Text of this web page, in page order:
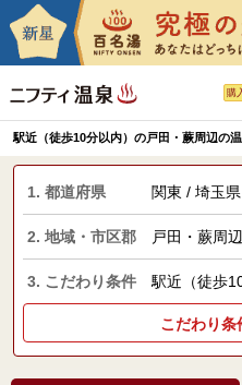
購
駅近（徒歩10分以内）の戸田・蕨周辺の
1. 都道府県 関東 / 埼玉県
2. 地域・市区郡 戸田・蕨周辺
3. こだわり条件 駅近（徒歩
こだわり条